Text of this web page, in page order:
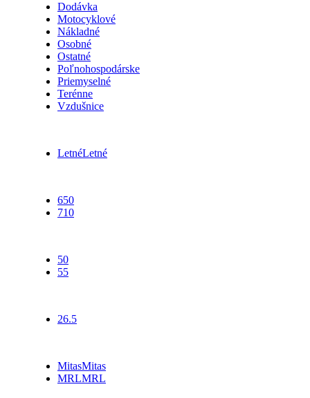
Dodávka
Motocyklové
Nákladné
Osobné
Ostatné
Poľnohospodárske
Priemyselné
Terénne
Vzdušnice
LetnéLetné
650
710
50
55
26.5
MitasMitas
MRLMRL